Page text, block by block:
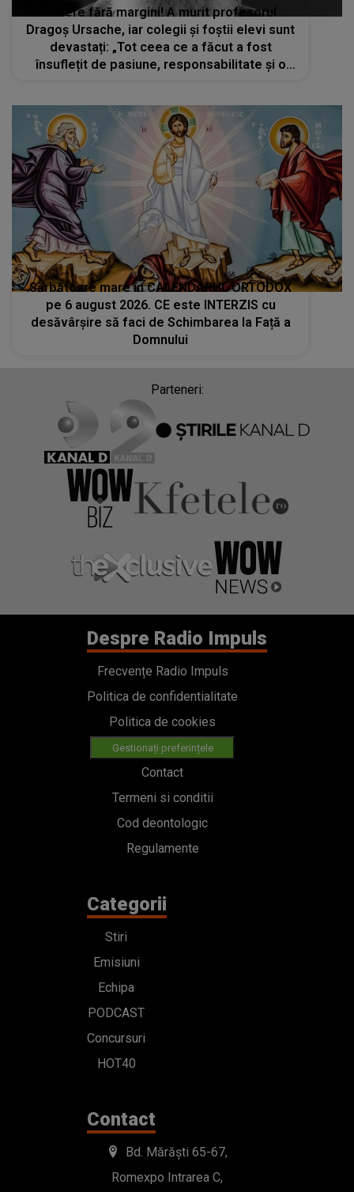
Durere fără margini! A murit profesorul
Dragoș Ursache, iar colegii și foștii elevi sunt
devastați: „Tot ceea ce a făcut a fost
însuflețit de pasiune, responsabilitate și o
Sărbătoare mare în CALENDARUL ORTODOX
pe 6 august 2026. CE este INTERZIS cu
desăvârșire să faci de Schimbarea la Față a
Domnului
Parteneri:
Despre Radio Impuls
Frecvențe Radio Impuls
Politica de confidentialitate
Politica de cookies
Gestionați preferințele
Contact
Termeni si conditii
Cod deontologic
Regulamente
Categorii
Stiri
Emisiuni
Echipa
PODCAST
Concursuri
HOT40
Contact
Bd. Mărăști 65-67,
Romexpo Intrarea C,